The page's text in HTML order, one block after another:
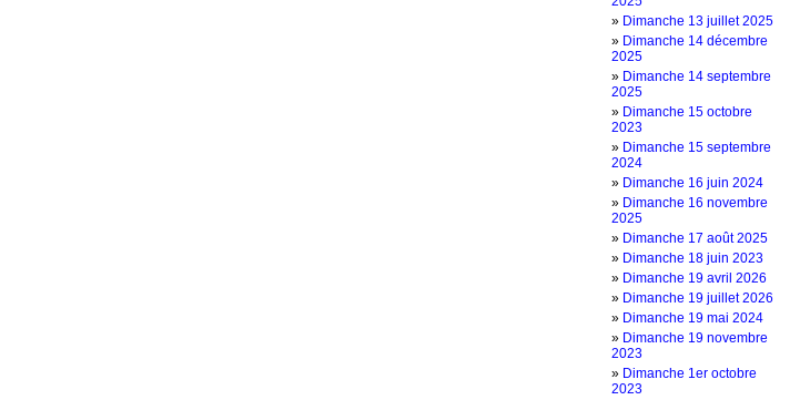
» Dimanche 13 juillet 2025
» Dimanche 14 décembre
2025
» Dimanche 14 septembre
2025
» Dimanche 15 octobre
2023
» Dimanche 15 septembre
2024
» Dimanche 16 juin 2024
» Dimanche 16 novembre
2025
» Dimanche 17 août 2025
» Dimanche 18 juin 2023
» Dimanche 19 avril 2026
» Dimanche 19 juillet 2026
» Dimanche 19 mai 2024
» Dimanche 19 novembre
2023
» Dimanche 1er octobre
2023